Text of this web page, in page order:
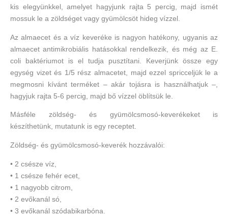
kis elegyünkkel, amelyet hagyjunk rajta 5 percig, majd ismét
mossuk le a zöldséget vagy gyümölcsöt hideg vízzel.
Az almaecet és a víz keveréke is nagyon hatékony, ugyanis az
almaecet antimikrobiális hatásokkal rendelkezik, és még az E.
coli baktériumot is el tudja pusztítani. Keverjünk össze egy
egység vizet és 1/5 rész almacetet, majd ezzel spricceljük le a
megmosni kívánt terméket – akár tojásra is használhatjuk –,
hagyjuk rajta 5-6 percig, majd bő vízzel öblítsük le.
Másféle zöldség- és gyümölcsmosó-keverékeket is
készíthetünk, mutatunk is egy receptet.
Zöldség- és gyümölcsmosó-keverék hozzávalói:
• 2 csésze víz,
• 1 csésze fehér ecet,
• 1 nagyobb citrom,
• 2 evőkanál só,
• 3 evőkanál szódabikarbóna.